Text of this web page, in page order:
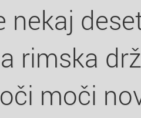
nekaj
rimska
moči